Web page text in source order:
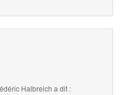
Halbreich a dit :